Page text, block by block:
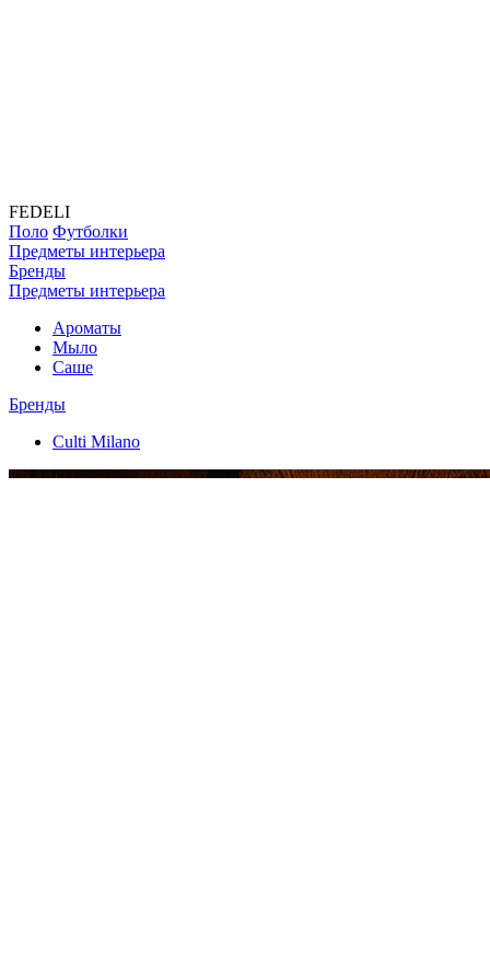
FEDELI
Поло Футболки
Предметы интерьера
Бренды
Предметы интерьера
Ароматы
Мыло
Саше
Бренды
Culti Milano